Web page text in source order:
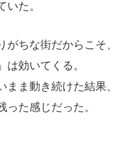
た。
ちな街だからこそ、
効いてくる。
ま動き続けた結果、
た感じだった。